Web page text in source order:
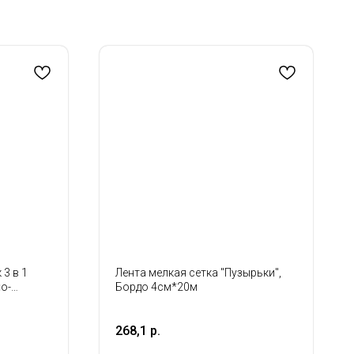
в 1
Лента мелкая сетка "Пузырьки",
Бордо 4см*20м
268,1 р.